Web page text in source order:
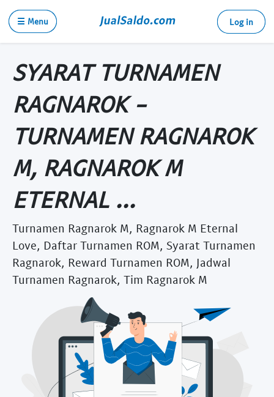
☰ Menu Log in
SYARAT TURNAMEN
RAGNAROK -
TURNAMEN RAGNAROK
M, RAGNAROK M
ETERNAL ...
Turnamen Ragnarok M, Ragnarok M Eternal
Love, Daftar Turnamen ROM, Syarat Turnamen
Ragnarok, Reward Turnamen ROM, Jadwal
Turnamen Ragnarok, Tim Ragnarok M